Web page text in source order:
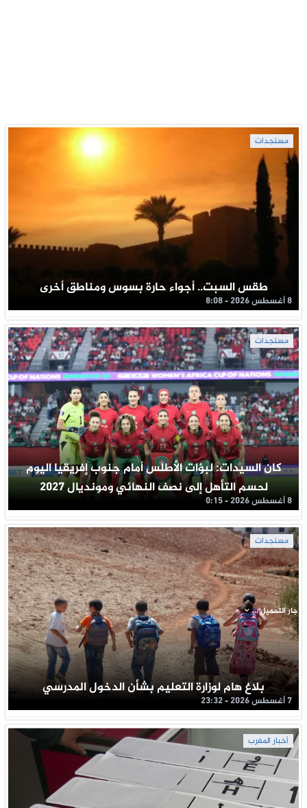
مستجدات
طقس السبت.. أجواء حارة بسوس ومناطق أخرى
8 أغسطس 2026 - 8:08
مستجدات
كان السيدات: لبؤات الأطلس أمام جنوب إفريقيا اليوم
لحسم التأهل إلى نصف النهائي ومونديال 2027
8 أغسطس 2026 - 0:15
مستجدات
بلاغ هام لوزارة التعليم بشأن الدخول المدرسي
7 أغسطس 2026 - 23:32
أخبار المغرب
جار التحميل ...